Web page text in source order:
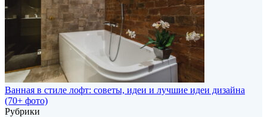
Ванная в стиле лофт: советы, идеи и лучшие идеи дизайна
(70+ фото)
Рубрики